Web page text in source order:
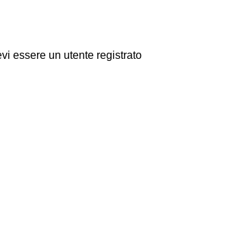
essere un utente registrato